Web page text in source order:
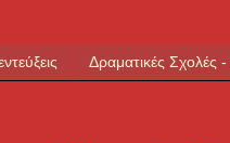
Δραματικές Σχολές